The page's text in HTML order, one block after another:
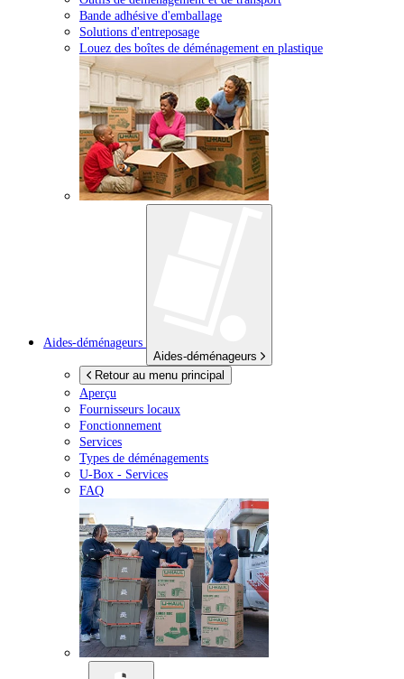
Bande adhésive d'emballage
Solutions d'entreposage
Louez des boîtes de déménagement en plastique
Aides-déménageurs
Aides-déménageurs
Retour au menu principal
Aperçu
Fournisseurs locaux
Fonctionnement
Services
Types de déménagements
U-Box - Services
FAQ